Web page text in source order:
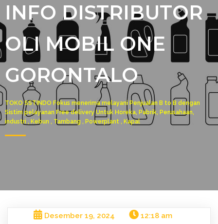
INFO DISTRIBUTOR
OLI MOBIL ONE
GORONTALO
TOKO SSTINDO Fokus menerima melayani Penjualan B to B dengan
Sistim pelayanan Free delivery Untuk Horeka, Pabrik, Perusahaan,
industri , Kebun , Tambang , Powerplant , Kapal
Desember 19, 2024 12:18 am